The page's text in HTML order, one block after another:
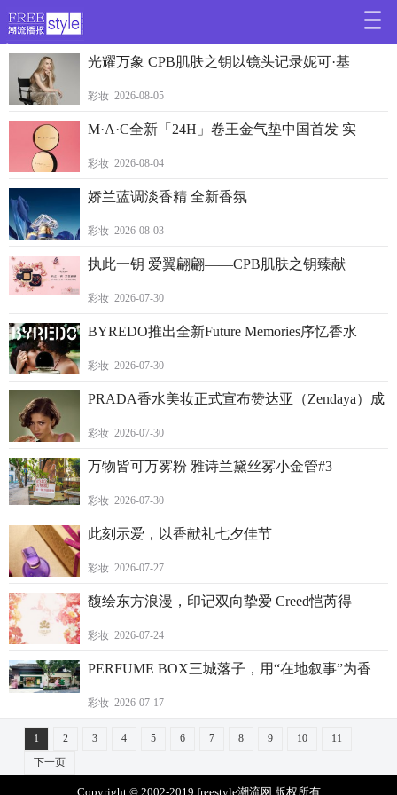
>
光耀万象 CPB肌肤之钥以镜头记录妮可·基
彩妆 2026-08-05
M·A·C全新「24H」卷王金气垫中国首发 实
彩妆 2026-08-04
娇兰蓝调淡香精 全新香氛
彩妆 2026-08-03
执此一钥 爱翼翩翩——CPB肌肤之钥臻献
彩妆 2026-07-30
BYREDO推出全新Future Memories序忆香水
彩妆 2026-07-30
PRADA香水美妆正式宣布赞达亚（Zendaya）成
彩妆 2026-07-30
万物皆可万雾粉 雅诗兰黛丝雾小金管#3
彩妆 2026-07-30
此刻示爱，以香献礼七夕佳节
彩妆 2026-07-27
馥绘东方浪漫，印记双向挚爱 Creed恺芮得
彩妆 2026-07-24
PERFUME BOX三城落子，用“在地叙事”为香
彩妆 2026-07-17
1 2 3 4 5 6 7 8 9 10
11
下一页
Copyright © 2002-2019 freestyle潮流网 版权所有